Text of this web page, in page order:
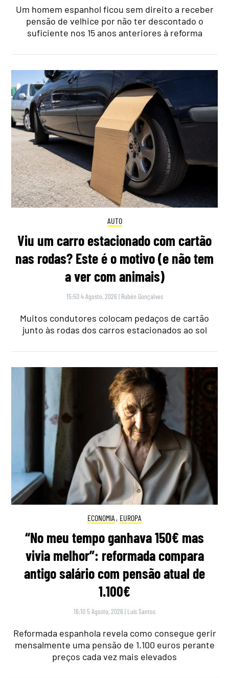
Um homem espanhol ficou sem direito a receber
pensão de velhice por não ter descontado o
suficiente nos 15 anos anteriores à reforma
AUTO
Viu um carro estacionado com cartão
nas rodas? Este é o motivo (e não tem
a ver com animais)
15:50 4 Agosto, 2026 | Rubén Gonçalves
Muitos condutores colocam pedaços de cartão
junto às rodas dos carros estacionados ao sol
ECONOMIA , EUROPA
“No meu tempo ganhava 150€ mas
vivia melhor”: reformada compara
antigo salário com pensão atual de
1.100€
16:10 5 Agosto, 2026 | Luís Santos
Reformada espanhola revela como consegue gerir
mensalmente uma pensão de 1.100 euros perante
preços cada vez mais elevados